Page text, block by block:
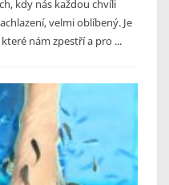
kdy nás každou chvíli
velmi oblíbený. Je
nám zpestří a pro ...